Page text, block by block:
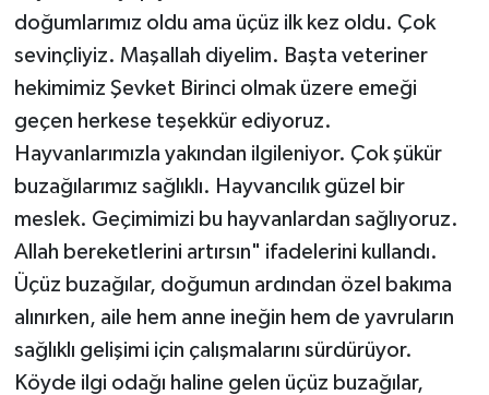
doğumlarımız oldu ama üçüz ilk kez oldu. Çok
sevinçliyiz. Maşallah diyelim. Başta veteriner
hekimimiz Şevket Birinci olmak üzere emeği
geçen herkese teşekkür ediyoruz.
Hayvanlarımızla yakından ilgileniyor. Çok şükür
buzağılarımız sağlıklı. Hayvancılık güzel bir
meslek. Geçimimizi bu hayvanlardan sağlıyoruz.
Allah bereketlerini artırsın" ifadelerini kullandı.
Üçüz buzağılar, doğumun ardından özel bakıma
alınırken, aile hem anne ineğin hem de yavruların
sağlıklı gelişimi için çalışmalarını sürdürüyor.
Köyde ilgi odağı haline gelen üçüz buzağılar,